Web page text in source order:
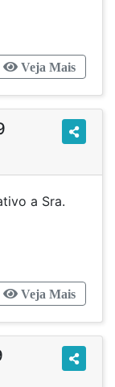
Veja Mais
a Sra.
Lima.
Veja Mais